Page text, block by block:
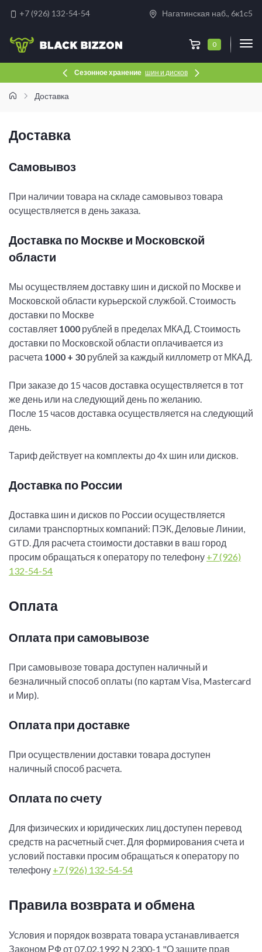
+7 (926) 132-54-54 Нагатинская наб., 6к1с5
0
Сезонное хранение шин и дисков
Доставка
Доставка
Самовывоз
При наличии товара на складе самовывоз товара
осуществляется в день заказа.
Доставка по Москве и Московской
области
Мы осуществляем доставку шин и диской по Москве и
Московской области курьерской службой. Стоимость
доставки по Москве
составляет 1000 рублей в пределах МКАД. Стоимость
доставки по Московской области оплачивается из
расчета 1000 + 30 рублей за каждый киллометр от МКАД.
При заказе до 15 часов доставка осуществляется в тот
же день или на следующий день по желанию.
После 15 часов доставка осуществляется на следующий
день.
Тариф действует на комплекты до 4х шин или дисков.
Доставка по России
Доставка шин и дисков по России осуществляется
силами транспортных компаний: ПЭК, Деловые Линии,
GTD. Для расчета стоимости доставки в ваш город
просим обращаться к оператору по телефону +7 (926)
132-54-54
Оплата
Оплата при самовывозе
При самовывозе товара доступен наличный и
безналичный способ оплаты (по картам Visa, Mastercard
и Мир).
Оплата при доставке
При осуществлении доставки товара доступен
наличный способ расчета.
Оплата по счету
Для физических и юридических лиц доступен перевод
средств на расчетный счет. Для формирования счета и
условий поставки просим обращаться к оператору по
телефону +7 (926) 132-54-54
Правила возврата и обмена
Условия и порядок возврата товара устанавливается
Законом РФ от 07.02.1992 N 2300-1 "О защите прав